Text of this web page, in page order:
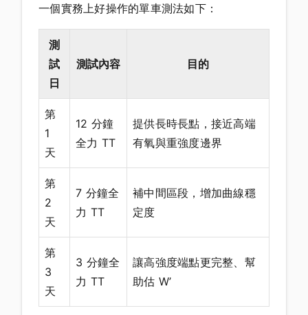
一個實務上好操作的單車測法如下：
測
試
日
測試內容 目的
第
1
天
12 分鐘
全力 TT
提供長時長點，接近高端
有氧與重強度邊界
第
2
天
7 分鐘全
力 TT
補中間區段，增加曲線穩
定度
第
3
天
3 分鐘全
力 TT
讓高強度端點更完整、幫
助估 W’